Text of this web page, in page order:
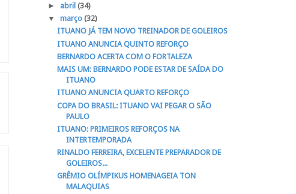
► abril (34)
▼ março (32)
ITUANO JÁ TEM NOVO TREINADOR DE GOLEIROS
ITUANO ANUNCIA QUINTO REFORÇO
BERNARDO ACERTA COM O FORTALEZA
MAIS UM: BERNARDO PODE ESTAR DE SAÍDA DO
ITUANO
ITUANO ANUNCIA QUARTO REFORÇO
COPA DO BRASIL: ITUANO VAI PEGAR O SÃO
PAULO
ITUANO: PRIMEIROS REFORÇOS NA
INTERTEMPORADA
RINALDO FERREIRA, EXCELENTE PREPARADOR DE
GOLEIROS...
GRÊMIO OLÍMPIKUS HOMENAGEIA TON
MALAQUIAS